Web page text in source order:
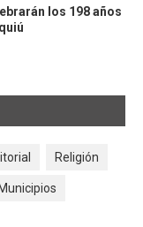
los 198 años
Religión
Municipios